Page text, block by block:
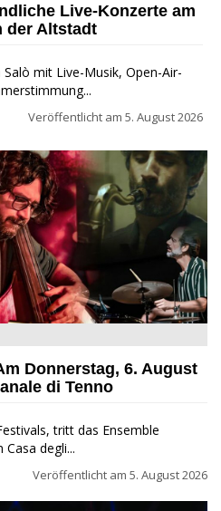
Live-Konzerte am
der Altstadt
mit Live-Musik, Open-Air-
Veröffentlicht am 5. August 2026
zu Gast beim Garda Jazz
Donnerstag, 6. August
di Tenno
tritt das Ensemble
degli...
Veröffentlicht am 5. August 2026